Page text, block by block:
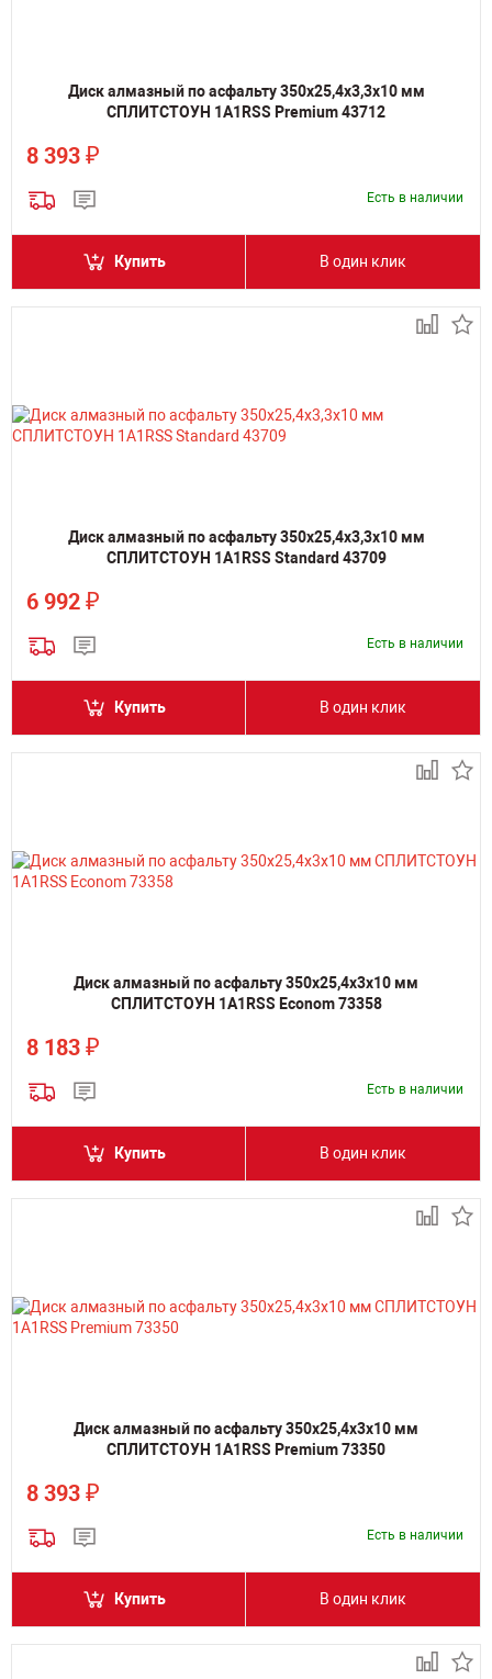
Диск алмазный по асфальту 350х25,4х3,3х10 мм
СПЛИТСТОУН 1A1RSS Premium 43712
8 393 ₽
Есть в наличии
Купить В один клик
Диск алмазный по асфальту 350х25,4х3,3х10 мм
СПЛИТСТОУН 1A1RSS Standard 43709
6 992 ₽
Есть в наличии
Купить В один клик
Диск алмазный по асфальту 350х25,4х3х10 мм
СПЛИТСТОУН 1A1RSS Econom 73358
8 183 ₽
Есть в наличии
Купить В один клик
Диск алмазный по асфальту 350х25,4х3х10 мм
СПЛИТСТОУН 1A1RSS Premium 73350
8 393 ₽
Есть в наличии
Купить В один клик